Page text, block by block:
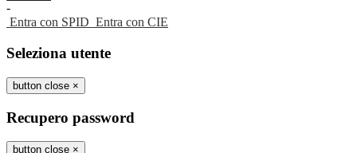
-
Entra con SPID Entra con CIE
Seleziona utente
button close ×
Recupero password
button close ×